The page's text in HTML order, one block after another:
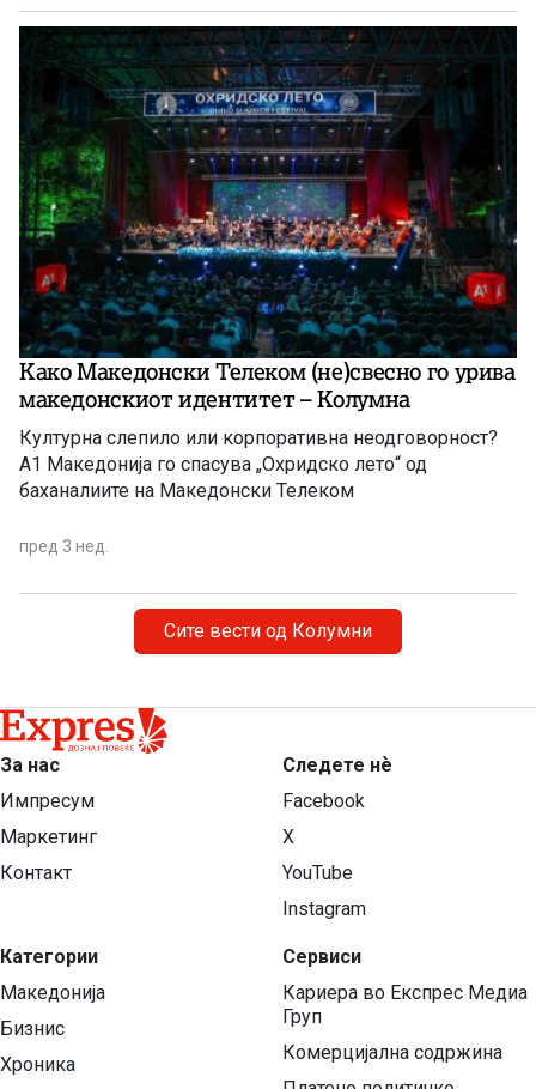
набележување на сѐ она, што треба да го чиниме како
народ, заради нашиот опстој во сегашниве
геополитички вителни и драматично разбранувани
мигови во Балканот, Европа и во светот. Идеите и
пораките на Мисирков, особено во неговата капитална
политичко-јазична студија „За македонцките работи“,
се животно важни патокази за опстојот и идниот
развој на македонската нација и на македонската
држава во полза на сите нејзини граѓани.
Како Македонски Телеком (не)свесно го урива
македонскиот идентитет – Колумна
Културна слепило или корпоративна неодговорност?
А1 Македонија го спасува „Охридско лето“ од
баханалиите на Македонски Телеком
пред 3 нед.
Сите вести од Колумни
За нас
Импресум
Маркетинг
Контакт
Категории
Македонија
Бизнис
Хроника
Следете нѐ
Facebook
X
YouTube
Instagram
Сервиси
Кариера во Експрес Медиа
Груп
Комерцијална содржина